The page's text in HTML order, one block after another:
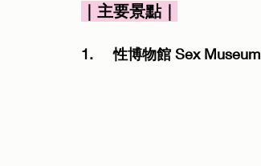
｜主要景點｜
1.	性博物館 Sex Museum